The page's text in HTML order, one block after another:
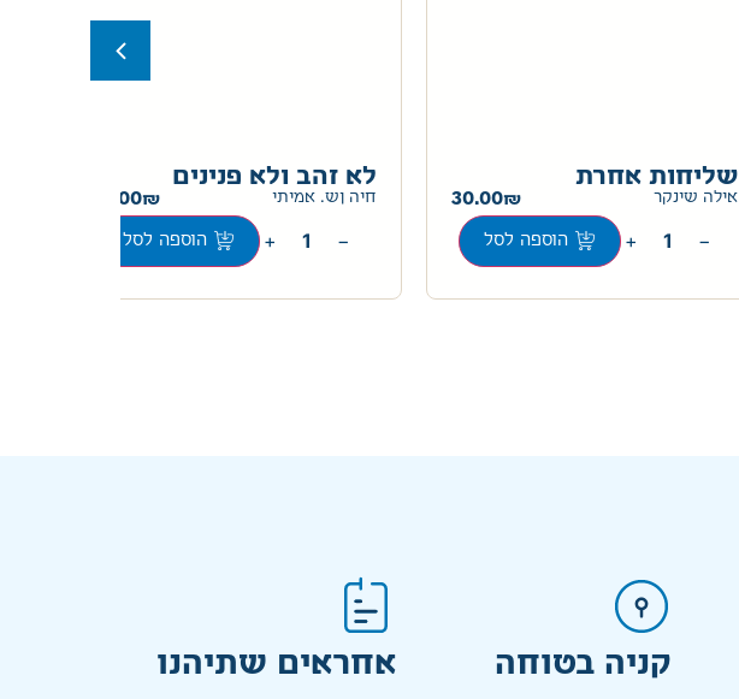
שליחות אחרת
אילה שינקר 30.00
−
+ הוספה לסל
לא זהב ולא פנינים
חיה ןש. אמיתי 30.00
−
+ הוספה לסל
קניה בטוחה אחראים שתיהנו